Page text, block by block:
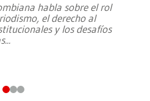
habla sobre el rol
el derecho al
y los desafíos
...